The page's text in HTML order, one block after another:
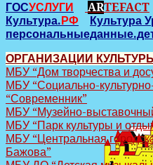
ГОСУСЛУГИ ARTEFACT
Культура. РФ
Культура
ОРГАНИЗАЦИИ КУЛЬТУРЫ
МБУ “Дом творчества и
МБУ “Социально-
“Современник”
МБУ “Музейно-
МБУ “Парк культуры и
МБУ “Центральная
Бажова”